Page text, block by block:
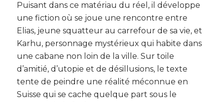
Puisant dans ce matériau du réel, il développe
une fiction où se joue une rencontre entre
Elias, jeune squatteur au carrefour de sa vie, et
Karhu, personnage mystérieux qui habite dans
une cabane non loin de la ville. Sur toile
d’amitié, d’utopie et de désillusions, le texte
tente de peindre une réalité méconnue en
Suisse qui se cache quelque part sous le